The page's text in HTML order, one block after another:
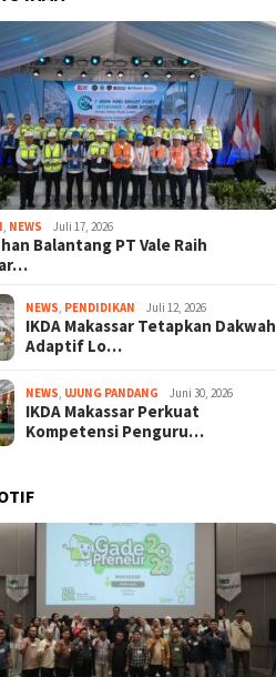
, NEWS Juli 17, 2026
Balantang PT Vale Raih
NEWS, PENDIDIKAN Juli 12, 2026
IKDA Makassar Tetapkan Dakwah
Adaptif Lo…
NEWS, UJUNG PANDANG Juni 30, 2026
IKDA Makassar Perkuat
Kompetensi Penguru…